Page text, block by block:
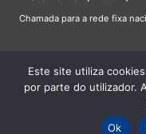
Chamada para a rede fixa
Este site utiliza
por parte do utilizador.
Ok